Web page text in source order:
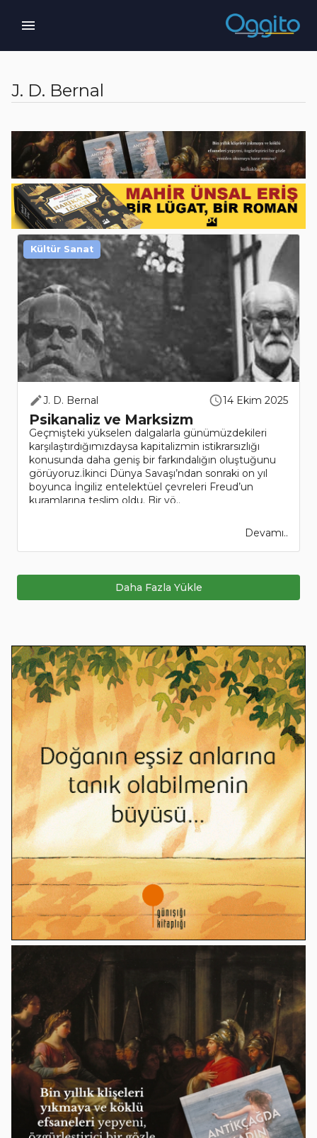
J. D. Bernal
J. D. Bernal 14 Ekim 2025
Psikanaliz ve Marksizm
Geçmişteki yükselen dalgalarla günümüzdekileri
karşılaştırdığımızdaysa kapitalizmin istikrarsızlığı
konusunda daha geniş bir farkındalığın oluştuğunu
görüyoruz.İkinci Dünya Savaşı’ndan sonraki on yıl
boyunca İngiliz entelektüel çevreleri Freud’un
kuramlarına teslim oldu. Bir yö..
Devamı..
Kültür Sanat
Daha Fazla Yükle